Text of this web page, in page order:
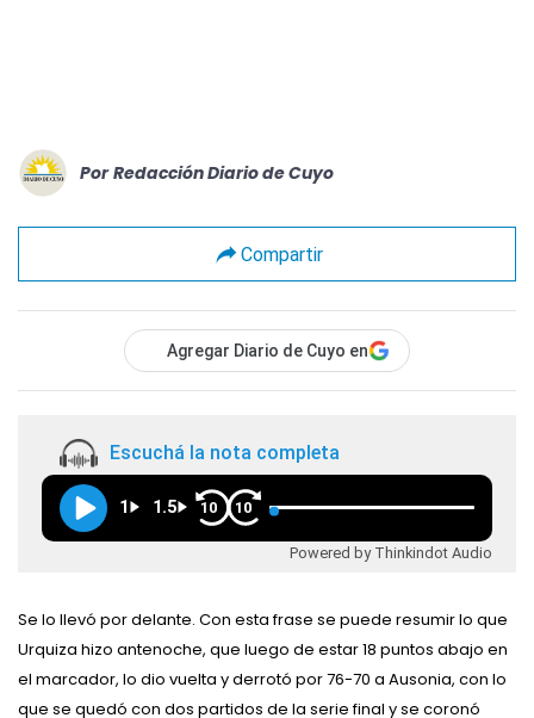
Por Redacción Diario de Cuyo
Compartir
Agregar Diario de Cuyo en
Escuchá la nota completa
1 1.5 10 10
Powered by Thinkindot Audio
Se lo llevó por delante. Con esta frase se puede resumir lo que
Urquiza hizo antenoche, que luego de estar 18 puntos abajo en
el marcador, lo dio vuelta y derrotó por 76-70 a Ausonia, con lo
que se quedó con dos partidos de la serie final y se coronó